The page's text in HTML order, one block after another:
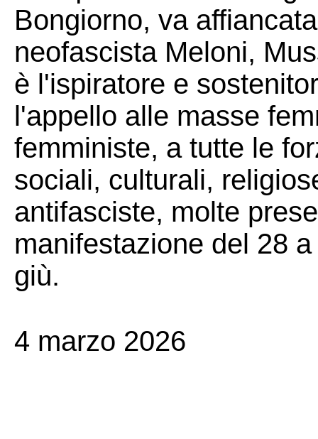
Bongiorno, va
neofascista Meloni,
è l'ispiratore e
l'appello alle masse
femministe, a tutte le
sociali, culturali,
antifasciste, molte
manifestazione del 28
giù.
4 marzo 2026